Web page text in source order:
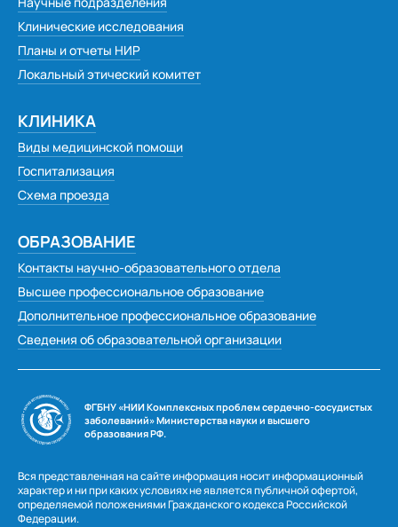
Клинические исследования
Планы и отчеты НИР
Локальный этический комитет
КЛИНИКА
Виды медицинской помощи
Госпитализация
Схема проезда
ОБРАЗОВАНИЕ
Контакты научно-образовательного отдела
Высшее профессиональное образование
Дополнительное профессиональное образование
Сведения об образовательной организации
ФГБНУ «НИИ Комплексных проблем сердечно-сосудистых
заболеваний» Министерства науки и высшего
образования РФ.
Вся представленная на сайте информация носит информационный
характер и ни при каких условиях не является публичной офертой,
определяемой положениями Гражданского кодекса Российской
Федерации.